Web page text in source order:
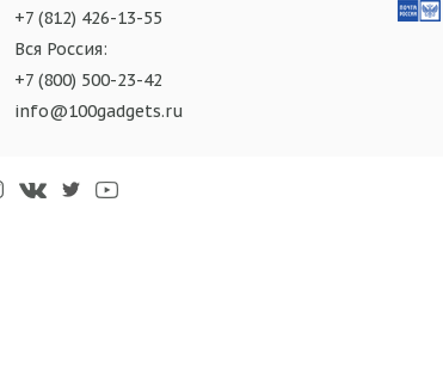
+7 (812) 426-13-55
Вся Россия:
+7 (800) 500-23-42
info@100gadgets.ru